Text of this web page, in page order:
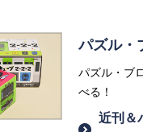
パズル・
パズル・ブ
べる！
近刊＆